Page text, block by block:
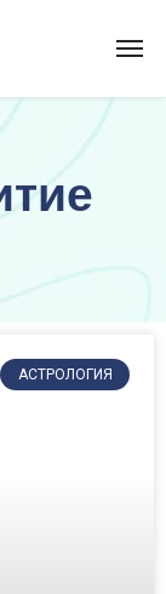
АСТРОЛОГИЯ